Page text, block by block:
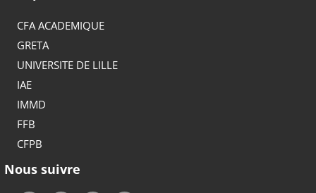
CFA ACADEMIQUE
GRETA
UNIVERSITE DE LILLE
IAE
IMMD
FFB
CFPB
Nous suivre